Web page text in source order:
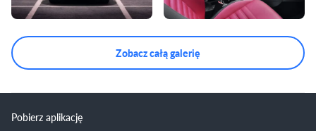
Zobacz całą galerię
Pobierz aplikację